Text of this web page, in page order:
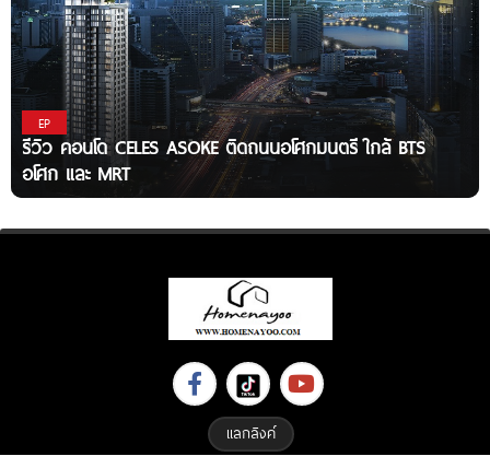
EP
รีวิว คอนโด CELES ASOKE ติดถนนอโศกมนตรี ใกล้ BTS
อโศก และ MRT
แลกลิงค์